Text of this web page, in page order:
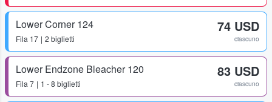
Lower Corner 124
Fila 17 2 biglietti
74 USD
ciascuno
Lower Endzone Bleacher 120
Fila 7 1 - 8 biglietti
83 USD
ciascuno